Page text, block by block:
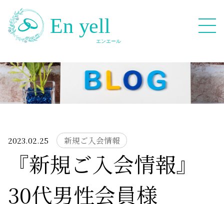
082-909-2380
HOME
2023.02.25 新規ご入会情報
『新規ご入会情報』
30代男性会員様